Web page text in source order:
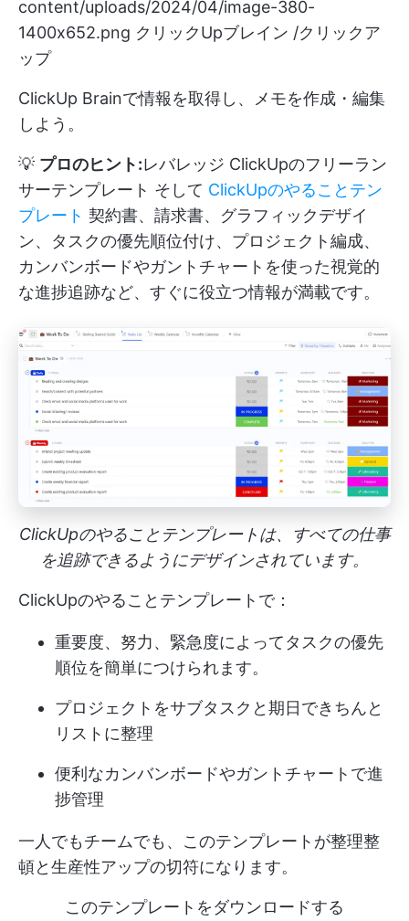
content/uploads/2024/04/image-380-
1400x652.png クリックUpブレイン /クリックア
ップ
ClickUp Brainで情報を取得し、メモを作成・編集
しよう。
💡 プロのヒント:レバレッジ ClickUpのフリーラン
サーテンプレート そして ClickUpのやることテン
プレート 契約書、請求書、グラフィックデザイ
ン、タスクの優先順位付け、プロジェクト編成、
カンバンボードやガントチャートを使った視覚的
な進捗追跡など、すぐに役立つ情報が満載です。
ClickUpのやることテンプレートは、すべての仕事
を追跡できるようにデザインされています。
ClickUpのやることテンプレートで：
重要度、努力、緊急度によってタスクの優先
順位を簡単につけられます。
プロジェクトをサブタスクと期日できちんと
リストに整理
便利なカンバンボードやガントチャートで進
捗管理
一人でもチームでも、このテンプレートが整理整
頓と生産性アップの切符になります。
このテンプレートをダウンロードする